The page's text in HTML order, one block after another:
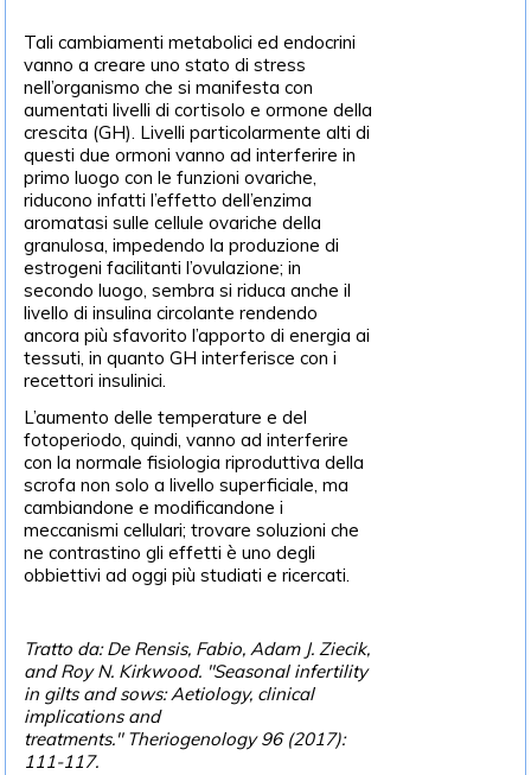
Tali cambiamenti metabolici ed endocrini
vanno a creare uno stato di stress
nell’organismo che si manifesta con
aumentati livelli di cortisolo e ormone della
crescita (GH). Livelli particolarmente alti di
questi due ormoni vanno ad interferire in
primo luogo con le funzioni ovariche,
riducono infatti l’effetto dell’enzima
aromatasi sulle cellule ovariche della
granulosa, impedendo la produzione di
estrogeni facilitanti l’ovulazione; in
secondo luogo, sembra si riduca anche il
livello di insulina circolante rendendo
ancora più sfavorito l’apporto di energia ai
tessuti, in quanto GH interferisce con i
recettori insulinici.
L’aumento delle temperature e del
fotoperiodo, quindi, vanno ad interferire
con la normale fisiologia riproduttiva della
scrofa non solo a livello superficiale, ma
cambiandone e modificandone i
meccanismi cellulari; trovare soluzioni che
ne contrastino gli effetti è uno degli
obbiettivi ad oggi più studiati e ricercati.
Tratto da: De Rensis, Fabio, Adam J. Ziecik,
and Roy N. Kirkwood. "Seasonal infertility
in gilts and sows: Aetiology, clinical
implications and
treatments." Theriogenology 96 (2017):
111-117.